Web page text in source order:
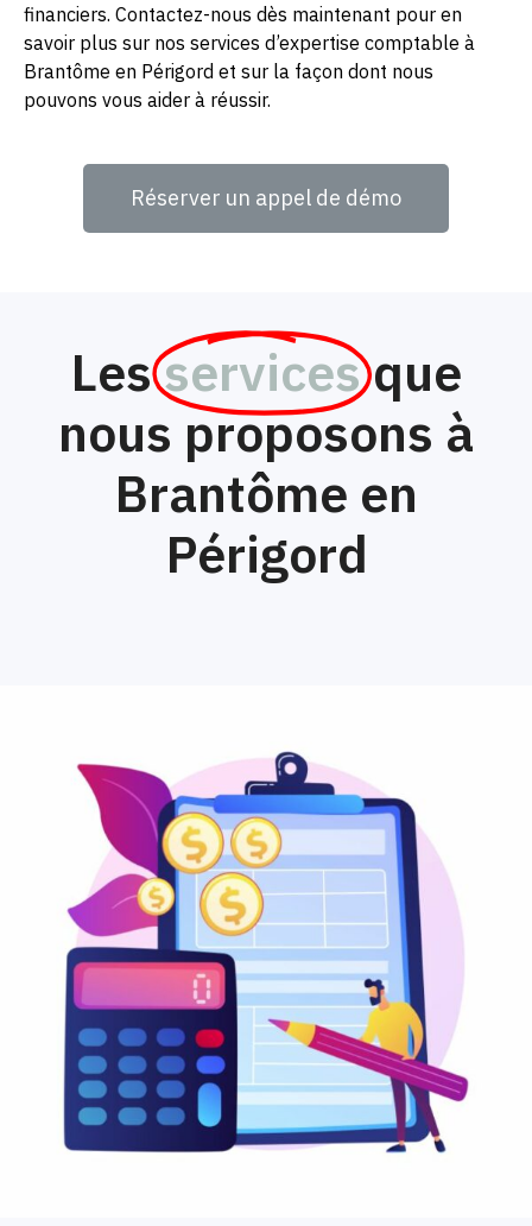
financiers. Contactez-nous dès maintenant pour en
savoir plus sur nos services d’expertise comptable à
Brantôme en Périgord et sur la façon dont nous
pouvons vous aider à réussir.
Réserver un appel de démo
Lesservices que
nous proposons à
Brantôme en
Périgord